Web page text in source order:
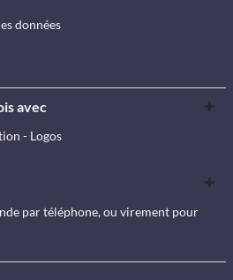
données
avec
- Logos
par téléphone, ou virement pour